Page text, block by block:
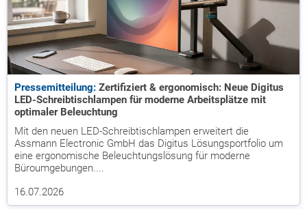
Pressemitteilung: Zertifiziert & ergonomisch: Neue Digitus
LED-Schreibtischlampen für moderne Arbeitsplätze mit
optimaler Beleuchtung
Mit den neuen LED-Schreibtischlampen erweitert die
Assmann Electronic GmbH das Digitus Lösungsportfolio um
eine ergonomische Beleuchtungslösung für moderne
Büroumgebungen....
16.07.2026